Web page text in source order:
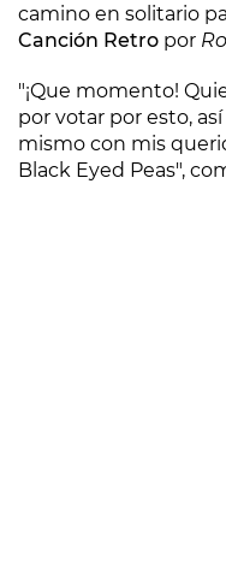
camino en solitario
Canción Retro por
"¡Que momento!
por votar por esto,
mismo con mis
Black Eyed Peas",